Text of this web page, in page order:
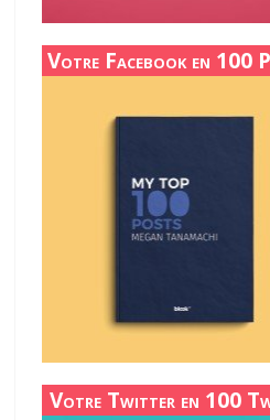
Votre Facebook en 100
Votre Twitter en 100